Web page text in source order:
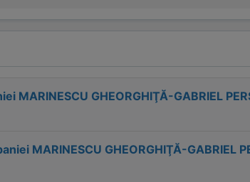
MARINESCU GHEORGHIŢĂ-GABRIEL
MARINESCU GHEORGHIŢĂ-GABRIEL